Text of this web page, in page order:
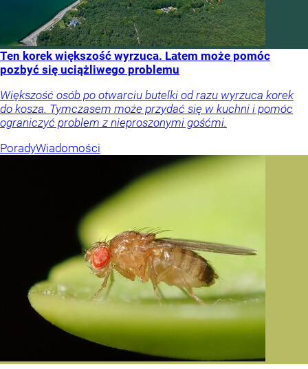
Ten korek większość wyrzuca. Latem może pomóc
pozbyć się uciążliwego problemu
Większość osób po otwarciu butelki od razu wyrzuca korek
do kosza. Tymczasem może przydać się w kuchni i pomóc
ograniczyć problem z nieproszonymi gośćmi.
PoradyWiadomości